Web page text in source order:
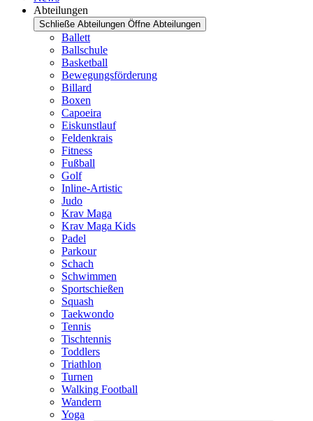
Abteilungen
Schließe Abteilungen Öffne Abteilungen
Ballett
Ballschule
Basketball
Bewegungsförderung
Billard
Boxen
Capoeira
Eiskunstlauf
Feldenkrais
Fitness
Fußball
Golf
Inline-Artistic
Judo
Krav Maga
Krav Maga Kids
Padel
Parkour
Schach
Schwimmen
Sportschießen
Squash
Taekwondo
Tennis
Tischtennis
Toddlers
Triathlon
Turnen
Walking Football
Wandern
Yoga